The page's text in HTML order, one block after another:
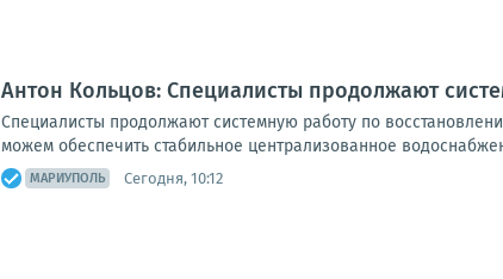
Антон Кольцов: Специалисты продолжают
Специалисты продолжают системную работу по
можем обеспечить стабильное централизованное
МАРИУПОЛЬ Сегодня, 10:12